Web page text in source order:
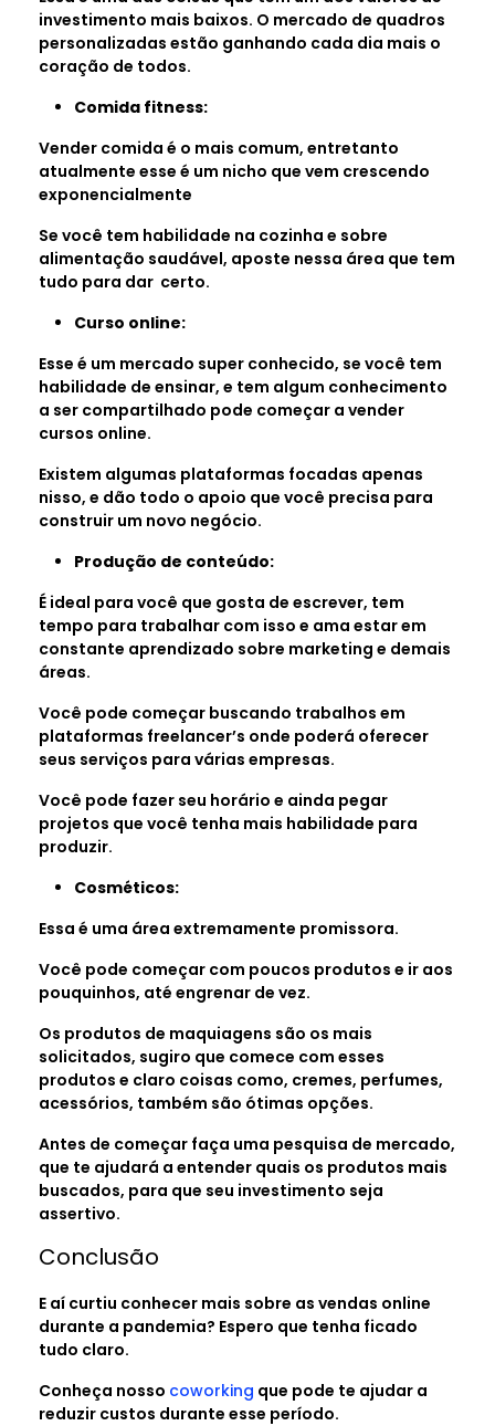
investimento mais baixos. O mercado de quadros
personalizadas estão ganhando cada dia mais o
coração de todos.
Comida fitness:
Vender comida é o mais comum, entretanto
atualmente esse é um nicho que vem crescendo
exponencialmente
Se você tem habilidade na cozinha e sobre
alimentação saudável, aposte nessa área que tem
tudo para dar certo.
Curso online:
Esse é um mercado super conhecido, se você tem
habilidade de ensinar, e tem algum conhecimento
a ser compartilhado pode começar a vender
cursos online.
Existem algumas plataformas focadas apenas
nisso, e dão todo o apoio que você precisa para
construir um novo negócio.
Produção de conteúdo:
É ideal para você que gosta de escrever, tem
tempo para trabalhar com isso e ama estar em
constante aprendizado sobre marketing e demais
áreas.
Você pode começar buscando trabalhos em
plataformas freelancer’s onde poderá oferecer
seus serviços para várias empresas.
Você pode fazer seu horário e ainda pegar
projetos que você tenha mais habilidade para
produzir.
Cosméticos:
Essa é uma área extremamente promissora.
Você pode começar com poucos produtos e ir aos
pouquinhos, até engrenar de vez.
Os produtos de maquiagens são os mais
solicitados, sugiro que comece com esses
produtos e claro coisas como, cremes, perfumes,
acessórios, também são ótimas opções.
Antes de começar faça uma pesquisa de mercado,
que te ajudará a entender quais os produtos mais
buscados, para que seu investimento seja
assertivo.
Conclusão
E aí curtiu conhecer mais sobre as vendas online
durante a pandemia? Espero que tenha ficado
tudo claro.
Conheça nosso coworking que pode te ajudar a
reduzir custos durante esse período.